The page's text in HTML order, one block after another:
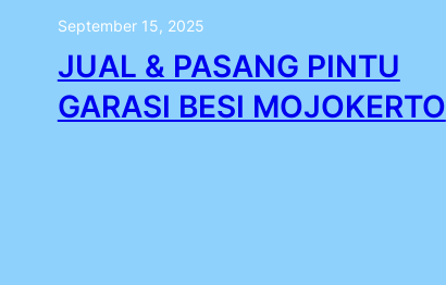
September 15, 2025
JUAL & PASANG PINTU
GARASI BESI MOJOKERTO